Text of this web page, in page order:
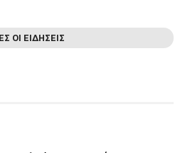
ΟΙ ΕΙΔΗΣΕΙΣ